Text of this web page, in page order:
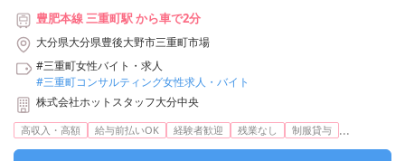
豊肥本線 三重町駅 から車で2分
大分県大分県豊後大野市三重町市場
#三重町女性バイト・求人
#三重町コンサルティング女性求人・バイト
株式会社ホットスタッフ大分中央
高収入・高額 給与前払いOK 経験者歓迎 残業なし 制服貸与 ...